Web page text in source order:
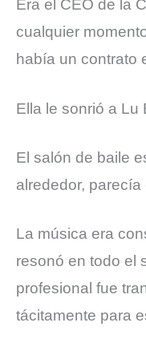
Era el CEO de la
cualquier
había un contrato
Ella le sonrió a Lu
El salón de baile
alrededor,
La música era
resonó en todo el
profesional fue
tácitamente para